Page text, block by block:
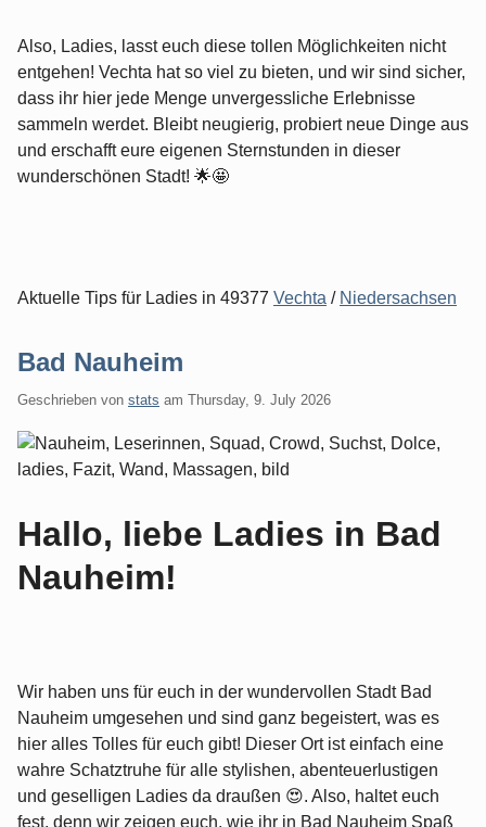
Also, Ladies, lasst euch diese tollen Möglichkeiten nicht
entgehen! Vechta hat so viel zu bieten, und wir sind sicher,
dass ihr hier jede Menge unvergessliche Erlebnisse
sammeln werdet. Bleibt neugierig, probiert neue Dinge aus
und erschafft eure eigenen Sternstunden in dieser
wunderschönen Stadt! 🌟🤩
Aktuelle Tips für Ladies in 49377 Vechta / Niedersachsen
Bad Nauheim
Geschrieben von stats am Thursday, 9. July 2026
Hallo, liebe Ladies in Bad
Nauheim!
Wir haben uns für euch in der wundervollen Stadt Bad
Nauheim umgesehen und sind ganz begeistert, was es
hier alles Tolles für euch gibt! Dieser Ort ist einfach eine
wahre Schatztruhe für alle stylishen, abenteuerlustigen
und geselligen Ladies da draußen 😍. Also, haltet euch
fest, denn wir zeigen euch, wie ihr in Bad Nauheim Spaß